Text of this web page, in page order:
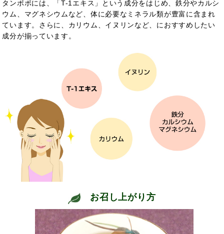
タンポポには、
「T-1エキス」という成分をはじめ、鉄分やカルシ
ウム、マグネシウムなど、体に必要なミネラル類が豊富に含まれ
ています。さらに、 カリウム、 イヌリンなど、 におすすめしたい
成分が揃っています。
お召し上がり方